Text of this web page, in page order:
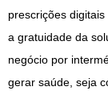
prescrições
a gratuidade da
negócio por
gerar saúde, seja